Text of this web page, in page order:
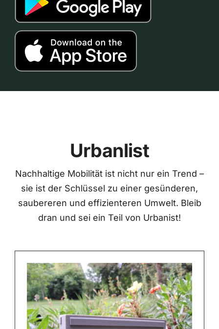
Urbanlist
Nachhaltige Mobilität ist nicht nur ein Trend –
sie ist der Schlüssel zu einer gesünderen,
saubereren und effizienteren Umwelt. Bleib
dran und sei ein Teil von Urbanist!